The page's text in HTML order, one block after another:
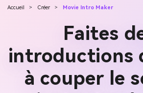
Accueil > Créer > Movie Intro Maker
Faites
introductions
à couper le